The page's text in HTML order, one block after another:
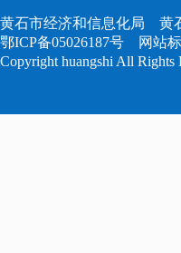
黄石市经济和信息化局 黄
鄂ICP备05026187号 网站标
Copyright huangshi All Rights